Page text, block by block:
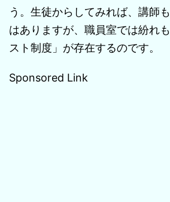
う。生徒からしてみれば、講師
はありますが、職員室では紛れ
スト制度」が存在するのです。
Sponsored Link